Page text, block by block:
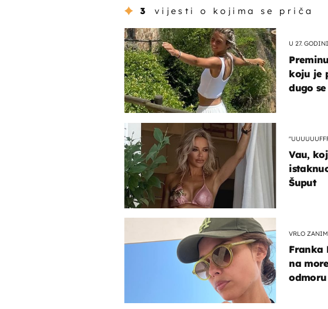
3 vijesti o kojima se priča
U 27. GODINI
koju je
dugo
Vau,
Šuput
VRLO
Franka
na
odmoru